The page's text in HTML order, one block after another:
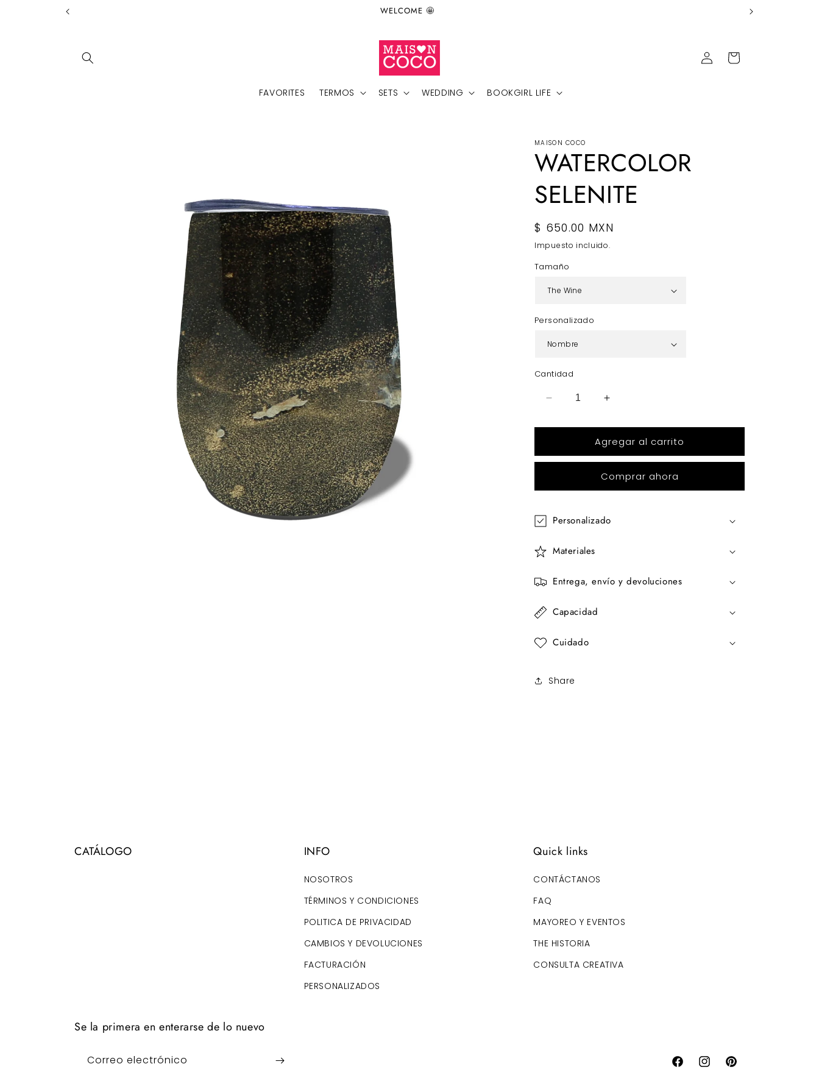
directamente
WELCOME 🤩
FAVORITES TERMOS SETS WEDDING BOOKGIRL LIFE
Iniciar
sesión
Carrito
MAISON COCO
WATERCOLOR
SELENITE
Precio
habitual
$ 650.00 MXN
Impuesto incluido.
Tamaño
Personalizado
Cantidad
Reducir
para
WATERCOLOR
SELENITE
Aumentar
para
WATERCOLOR
SELENITE
Agregar al carrito
Comprar ahora
Personalizado
Materiales
Entrega, envío y devoluciones
Capacidad
Cuidado
Share
CATÁLOGO INFO
NOSOTROS
TÉRMINOS Y CONDICIONES
POLITICA DE PRIVACIDAD
CAMBIOS Y DEVOLUCIONES
FACTURACIÓN
PERSONALIZADOS
Quick links
CONTÁCTANOS
FAQ
MAYOREO Y EVENTOS
THE HISTORIA
CONSULTA CREATIVA
Se la primera en enterarse de lo nuevo
Correo electrónico
FacebookInstagramPinterest